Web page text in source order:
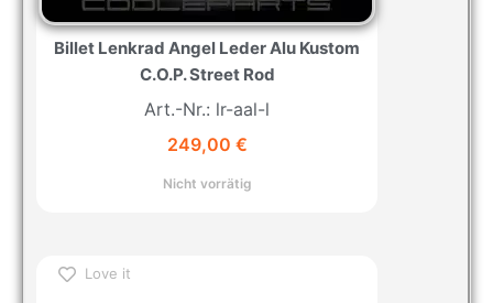
Billet Lenkrad Angel Leder Alu Kustom
C.O.P. Street Rod
Art.-Nr.: lr-aal-l
249,00 €
Nicht vorrätig
Love it